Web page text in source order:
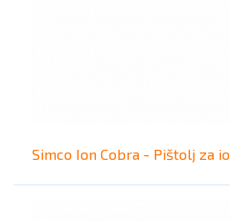
Simco Ion Cobra - Pištolj za